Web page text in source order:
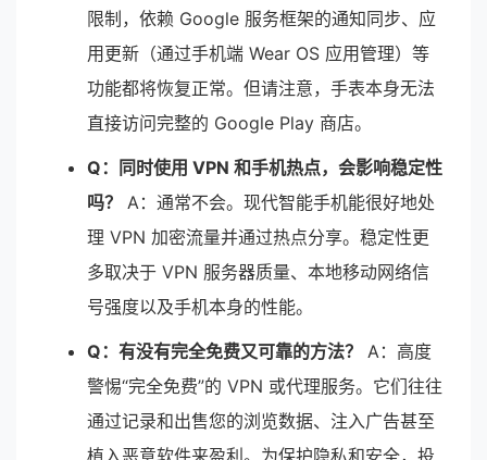
限制，依赖 Google 服务框架的通知同步、应
用更新（通过手机端 Wear OS 应用管理）等
功能都将恢复正常。但请注意，手表本身无法
直接访问完整的 Google Play 商店。
Q：同时使用 VPN 和手机热点，会影响稳定性
吗？
A：通常不会。现代智能手机能很好地处
理 VPN 加密流量并通过热点分享。稳定性更
多取决于 VPN 服务器质量、本地移动网络信
号强度以及手机本身的性能。
Q：有没有完全免费又可靠的方法？
A：高度
警惕“完全免费”的 VPN 或代理服务。它们往往
通过记录和出售您的浏览数据、注入广告甚至
植入恶意软件来盈利。为保护隐私和安全，投